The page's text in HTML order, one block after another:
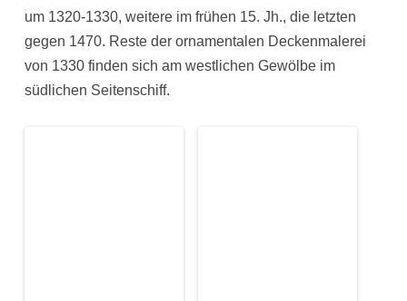
um 1320-1330, weitere im frühen 15. Jh., die letzten
gegen 1470. Reste der ornamentalen Deckenmalerei
von 1330 finden sich am westlichen Gewölbe im
südlichen Seitenschiff.